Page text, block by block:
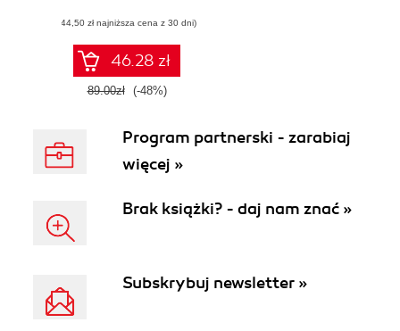
(44,50 zł najniższa cena z 30 dni)
46.28 zł
89.00zł (-48%)
Program partnerski - zarabiaj
więcej »
Brak książki? - daj nam znać »
Subskrybuj newsletter »